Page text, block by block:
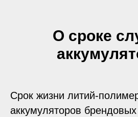
О сроке
Срок жизни литий-
аккумуляторов